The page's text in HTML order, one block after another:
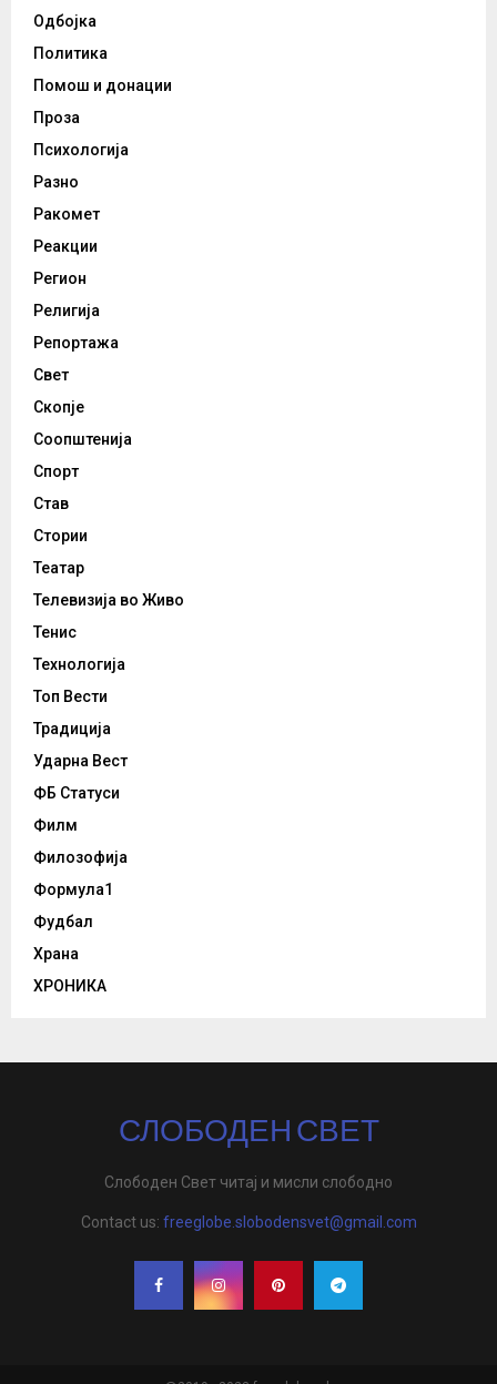
Одбојка
Политика
Помош и донации
Проза
Психологија
Разно
Ракомет
Реакции
Регион
Религија
Репортажа
Свет
Скопје
Соопштенија
Спорт
Став
Стории
Театар
Телевизија во Живо
Тенис
Технологија
Топ Вести
Традиција
Ударна Вест
ФБ Статуси
Филм
Филозофија
Формула1
Фудбал
Храна
ХРОНИКА
СЛОБОДЕН СВЕТ
Слободен Свет читај и мисли слободно
Contact us: freeglobe.slobodensvet@gmail.com